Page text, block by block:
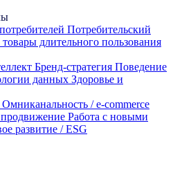
Потребительский
длительного пользования
Бренд‑стратегия Поведение
данных Здоровье и
Омниканальность / e‑commerce
Работа с новыми
развитие / ESG